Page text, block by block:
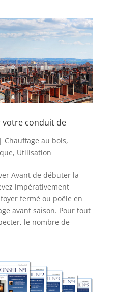
votre conduit de
Chauffage au bois,
, Utilisation
Avant de débuter la
impérativement
fermé ou poêle en
avant saison. Pour tout
le nombre de